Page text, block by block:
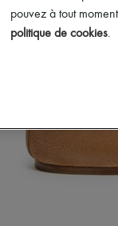
pouvez à tout
politique de cookies.